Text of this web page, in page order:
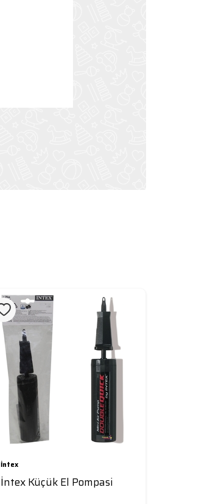
İntex
İntex Küçük El Pompasi